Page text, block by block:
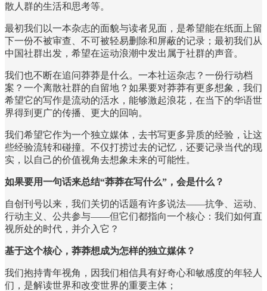
散人群的生活和思考等。
最初我们以一本杂志的面貌与读者见面，是希望能在纸面上留
下一份不被审查、不可被轻易删除和屏蔽的记录；最初我们从
中国社群出发，希望在运动浪潮中发出属于社群的声音。
我们也不断在追问莽莽是什么。一本社运杂志？一份行动档
案？一个离散社群的自留地？如果要对莽莽有更多想象，我们
希望它的写作是流动的活水，能够激起浪花，在当下的华语世
界得到更广的传播、更大的回响。
我们希望它作为一个独立媒体，去书写更多异质的经验，让这
些经验流转和碰撞。不仅打捞过去的记忆，还要记录当代的现
实，以自己的价值视角去想象未来的可能性。
如果要用一句话来总结“莽莽在写什么”，会是什么？
自创刊号以来，我们关切的话题有许多说法——抗争、运动、
行动主义、公共参与——但它们都指向一个核心：我们如何直
视所处的时代，并介入它？
基于这个核心，莽莽想成为怎样的独立媒体？
我们抱持青年视角，因我们相信具有好奇心和敏感度的年轻人
们，是解读世界和改变世界的重要主体；